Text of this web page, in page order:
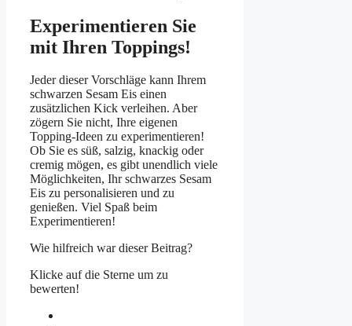
Experimentieren Sie
mit Ihren Toppings!
Jeder dieser Vorschläge kann Ihrem
schwarzen Sesam Eis einen
zusätzlichen Kick verleihen. Aber
zögern Sie nicht, Ihre eigenen
Topping-Ideen zu experimentieren!
Ob Sie es süß, salzig, knackig oder
cremig mögen, es gibt unendlich viele
Möglichkeiten, Ihr schwarzes Sesam
Eis zu personalisieren und zu
genießen. Viel Spaß beim
Experimentieren!
Wie hilfreich war dieser Beitrag?
Klicke auf die Sterne um zu
bewerten!